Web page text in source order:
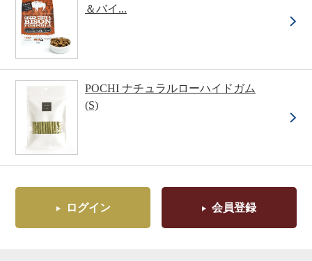
＆バイ...
POCHI ナチュラルローハイドガム
(S)
ログイン 会員登録